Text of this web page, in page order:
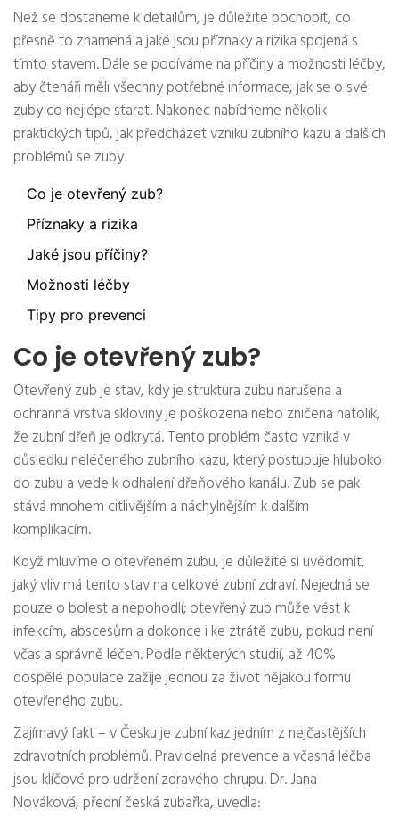
Než se dostaneme k detailům, je důležité pochopit, co
přesně to znamená a jaké jsou příznaky a rizika spojená s
tímto stavem. Dále se podíváme na příčiny a možnosti léčby,
aby čtenáři měli všechny potřebné informace, jak se o své
zuby co nejlépe starat. Nakonec nabídneme několik
praktických tipů, jak předcházet vzniku zubního kazu a dalších
problémů se zuby.
Co je otevřený zub?
Příznaky a rizika
Jaké jsou příčiny?
Možnosti léčby
Tipy pro prevenci
Co je otevřený zub?
Otevřený zub je stav, kdy je struktura zubu narušena a
ochranná vrstva skloviny je poškozena nebo zničena natolik,
že zubní dřeň je odkrytá. Tento problém často vzniká v
důsledku neléčeného zubního kazu, který postupuje hluboko
do zubu a vede k odhalení dřeňového kanálu. Zub se pak
stává mnohem citlivějším a náchylnějším k dalším
komplikacím.
Když mluvíme o otevřeném zubu, je důležité si uvědomit,
jaký vliv má tento stav na celkové zubní zdraví. Nejedná se
pouze o bolest a nepohodlí; otevřený zub může vést k
infekcím, abscesům a dokonce i ke ztrátě zubu, pokud není
včas a správně léčen. Podle některých studií, až 40%
dospělé populace zažije jednou za život nějakou formu
otevřeného zubu.
Zajímavý fakt – v Česku je zubní kaz jedním z nejčastějších
zdravotních problémů. Pravidelná prevence a včasná léčba
jsou klíčové pro udržení zdravého chrupu. Dr. Jana
Nováková, přední česká zubařka, uvedla: